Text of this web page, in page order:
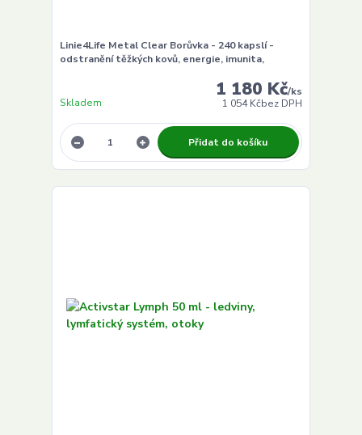
Linie4Life Metal Clear Borůvka - 240 kapslí -
odstranění těžkých kovů, energie, imunita,
1 180 Kč/ks
1 054 Kčbez DPH
Skladem
Přidat do košíku